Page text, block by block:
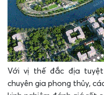
Với vị thế đắc địa
chuyên gia phong thủy,